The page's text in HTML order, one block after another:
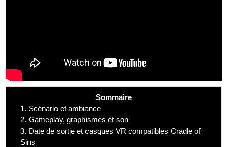
Sommaire
1. Scénario et ambiance
2. Gameplay, graphismes et son
3. Date de sortie et casques VR compatibles Cradle of
Sins